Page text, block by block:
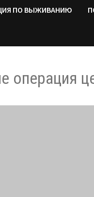
ПО ВЫЖИВАНИЮ
операция